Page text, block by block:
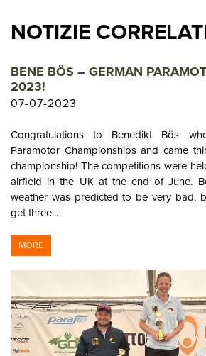
NOTIZIE
BENE BÖS – GERMAN
2023!
07-07-2023
Congratulations to Benedikt Bös
Paramotor Championships and came
championship! The competitions were
airfield in the UK at the end of June.
weather was predicted to be very bad,
get three...
MORE